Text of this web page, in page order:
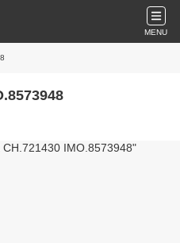
MENU
IMO.8573948